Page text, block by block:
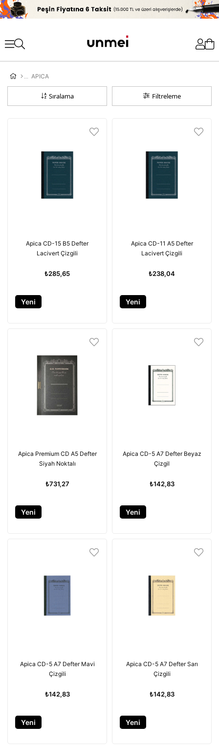
'
APICA
Filtreleme
Sıralama
Apica CD-15 B5 Defter
Lacivert Çizgili
₺285,65
Yeni
Apica CD-11 A5 Defter
Lacivert Çizgili
₺238,04
Yeni
Apica Premium CD A5 Defter
Siyah Noktalı
₺731,27
Yeni
Apica CD-5 A7 Defter Beyaz
Çizgil
₺142,83
Yeni
Apica CD-5 A7 Defter Mavi
Çizgili
₺142,83
Yeni
Apica CD-5 A7 Defter Sarı
Çizgili
₺142,83
Yeni